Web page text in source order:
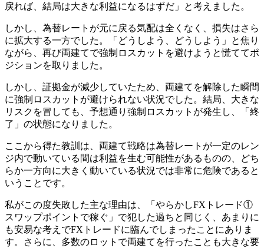
戻れば、結局は大きな利益になるはずだ」と考えました。
しかし、為替レートが元に戻る気配は全くなく、損失はさら
に拡大する一方でした。「どうしよう、どうしよう」と焦り
ながら、再び両建てで強制ロスカットを避けようと慌ててポ
ジションを取りました。
しかし、証拠金が減少していたため、両建てを解除した瞬間
に強制ロスカットが避けられない状況でした。結局、大きな
リスクを冒しても、予想通り強制ロスカットが発生し、「終
了」の状態になりました。
ここから得た教訓は、両建て戦略は為替レートが一定のレン
ジ内で動いている間は利益を生む可能性があるものの、どち
らか一方向に大きく動いている状況では非常に危険であると
いうことです。
私がこの度失敗した主な理由は、「やらかしFXトレード①
スワップポイントで稼ぐ」で犯した過ちと同じく、あまりに
も安易な考えでFXトレードに臨んでしまったことにありま
す。さらに、多数のロットで両建てを行ったことも大きな要